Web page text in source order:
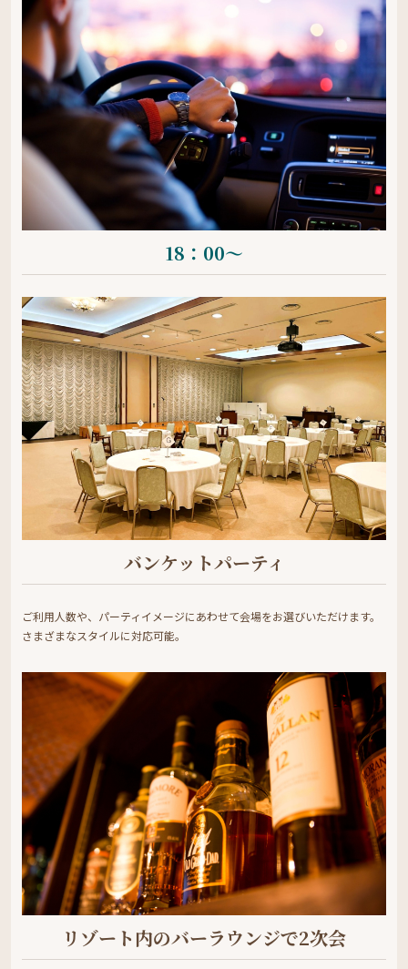
18：00〜
バンケットパーティ
ご利用人数や、パーティイメージにあわせて会場をお選びいただけます。
さまざまなスタイルに対応可能。
リゾート内のバーラウンジで2次会